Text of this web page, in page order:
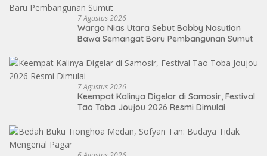
7 Agustus 2026
Warga Nias Utara Sebut Bobby Nasution
Bawa Semangat Baru Pembangunan Sumut
7 Agustus 2026
Keempat Kalinya Digelar di Samosir, Festival
Tao Toba Joujou 2026 Resmi Dimulai